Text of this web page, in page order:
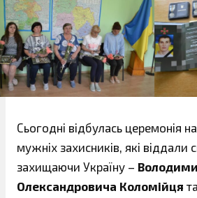
Сьогодні відбулась церемонія
мужніх захисників, які віддали
захищаючи Україну –
Олександровича Коломійця та